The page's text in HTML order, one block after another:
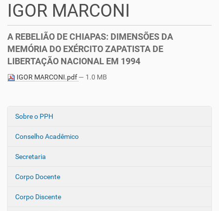
N
e
a
ç
Sobre o PPH
Conselho Acadêmico
Secretaria
Corpo Docente
Corpo Discente
IGOR MARCONI
A REBELIÃO DE CHIAPAS: DIMENSÕES DA
MEMÓRIA DO EXÉRCITO ZAPATISTA DE
LIBERTAÇÃO NACIONAL EM 1994
IGOR MARCONI.pdf— 1.0 MB